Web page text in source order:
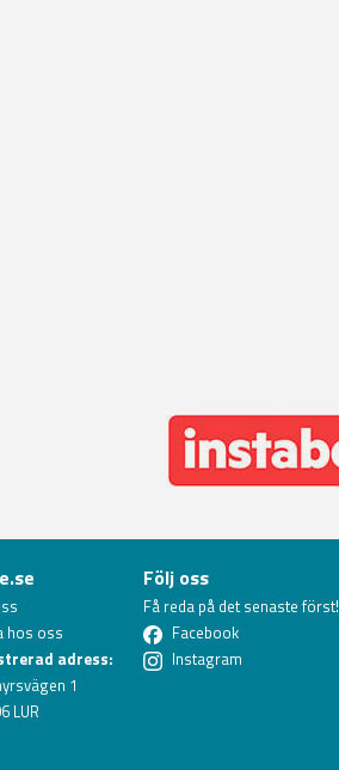
hos oss
adress:
1
LUR
Följ oss
Få reda på det senaste först!
Facebook
Instagram